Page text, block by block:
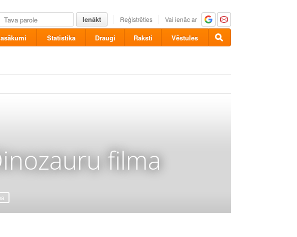
Ienākt Reģistrēties Vai ienāc ar
Statistika Draugi Raksti Vēstules
filma